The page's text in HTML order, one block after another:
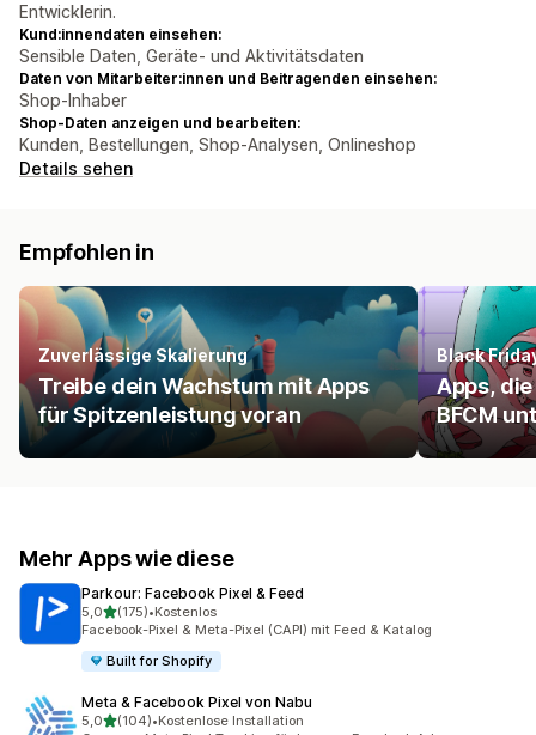
Entwicklerin.
Kund:innendaten einsehen:
Sensible Daten, Geräte- und Aktivitätsdaten
Daten von Mitarbeiter:innen und Beitragenden einsehen:
Shop-Inhaber
Shop-Daten anzeigen und bearbeiten:
Kunden, Bestellungen, Shop-Analysen, Onlineshop
Details sehen
Empfohlen in
Zuverlässige Skalierung
Treibe dein Wachstum mit Apps
für Spitzenleistung voran
Black
Apps,
BFCM
Mehr Apps wie diese
Parkour: Facebook Pixel & Feed
5,0von 5 Sternen
(175)
175 Rezensionen insgesamt
•Kostenlos
Facebook-Pixel & Meta-Pixel (CAPI) mit Feed & Katalog
Built for Shopify
Meta & Facebook Pixel von Nabu
5,0von 5 Sternen
(104)
104 Rezensionen insgesamt
•Kostenlose Installation